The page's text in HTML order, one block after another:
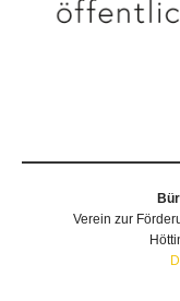
Verein zur